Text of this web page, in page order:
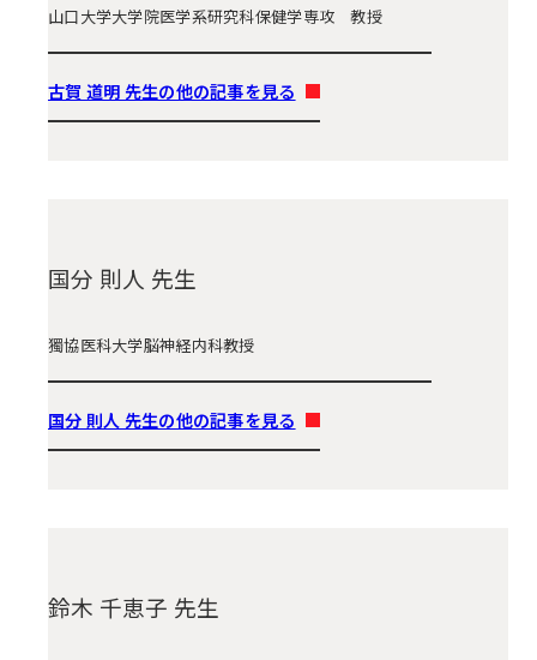
山口大学大学院医学系研究科保健学専攻 教授
古賀 道明 先生の他の記事を見る
国分 則⼈ 先生
獨協医科大学脳神経内科教授
国分 則⼈ 先生の他の記事を見る
鈴木 千恵子 先生